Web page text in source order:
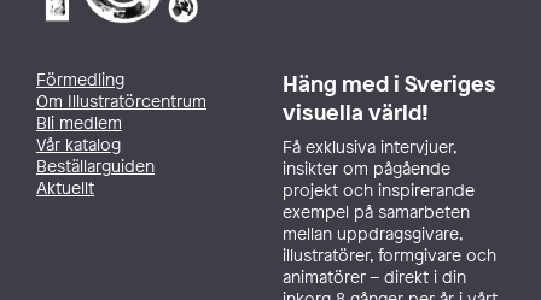
Förmedling
Om Illustratörcentrum
Bli medlem
Vår katalog
Beställarguiden
Aktuellt
Häng med i Sveriges
visuella värld!
Få exklusiva intervjuer,
insikter om pågående
projekt och inspirerande
exempel på samarbeten
mellan uppdragsgivare,
illustratörer, formgivare och
animatörer – direkt i din